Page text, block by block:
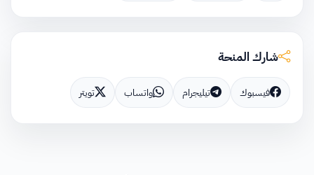
شارك المنحة
فيسبوك تيليجرام واتساب تويتر